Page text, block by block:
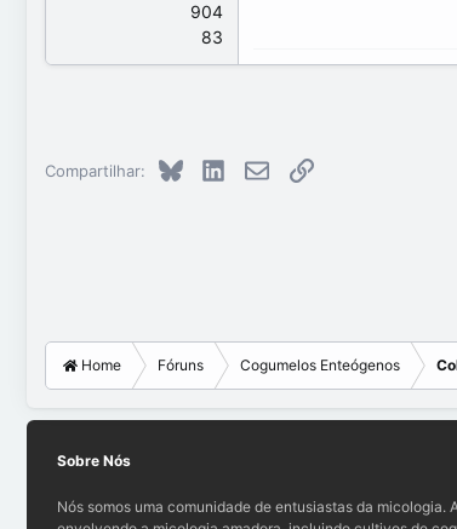
904
83
Compartilhar: Bluesky LinkedInE-mailLink
Home Fóruns Cogumelos Enteógenos
Sobre Nós
Nós somos uma comunidade de entusiastas da